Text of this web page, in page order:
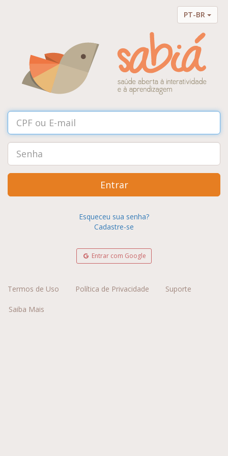
PT-BR
Entrar
Esqueceu sua senha?
Cadastre-se
Entrar com Google
Termos de Uso Política de Privacidade Suporte
Saiba Mais